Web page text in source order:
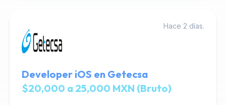
Hace 2 días.
Developer iOS en Getecsa
$20,000 a 25,000 MXN (Bruto)